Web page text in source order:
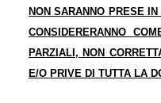
NON SARANNO PRESE
CONSIDERERANNO
PARZIALI, NON
E/O PRIVE DI TUTTA LA